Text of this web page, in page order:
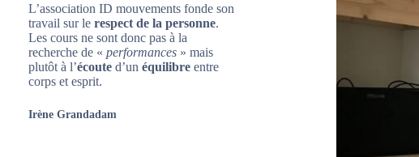
L’association ID mouvements fonde son
travail sur le respect de la personne.
Les cours ne sont donc pas à la
recherche de « performances » mais
plutôt à l’écoute d’un équilibre entre
corps et esprit.
Irène Grandadam